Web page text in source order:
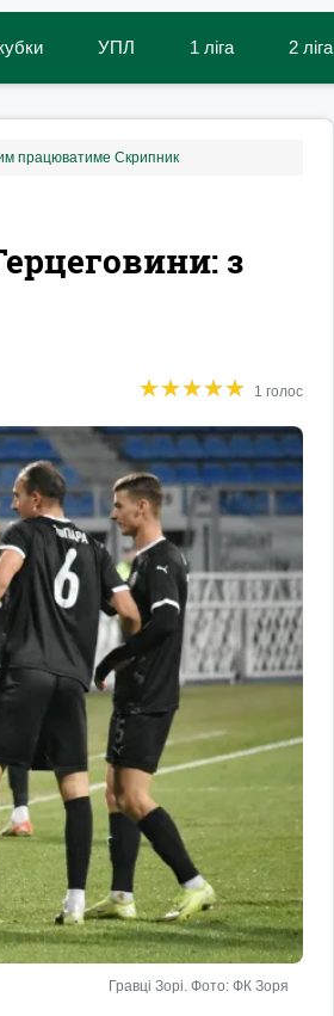
УПЛ 1 ліга 2 ліга
працюватиме Скрипник
з
★★★★★
★★★★★ 1 голос
Гравці Зорі. Фото: ФК Зоря